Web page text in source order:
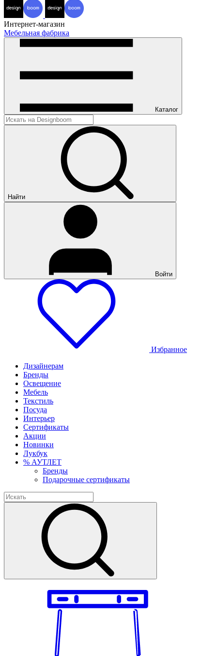
Интернет-магазин
Мебельная фабрика
Каталог
Найти
Войти
Избранное
Дизайнерам
Бренды
Освещение
Мебель
Текстиль
Посуда
Интерьер
Сертификаты
Акции
Новинки
Лукбук
% АУТЛЕТ
Бренды
Подарочные сертификаты